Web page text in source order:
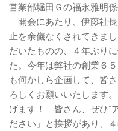
営業部堀田Ｇの福永雅明係
開会にあたり、伊藤社
止を余儀なくされてきま
だいたものの、４年ぶり
た。今年は弊社の創業６
も何かしら企画して、皆
ろしくお願いいたします
げます！ 皆さん、ぜひ“
ださい」と挨拶があり、